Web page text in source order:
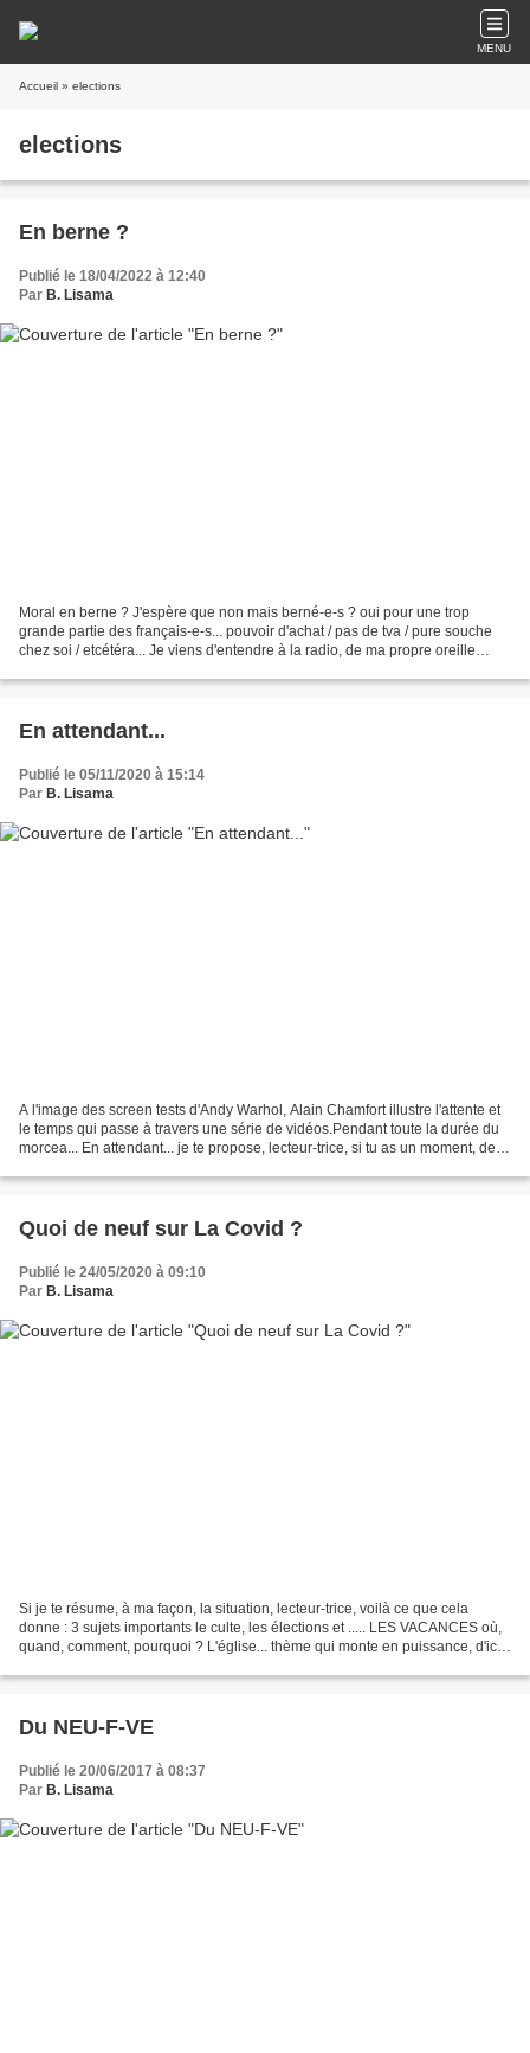
MENU
Accueil » elections
elections
En berne ?
Publié le 18/04/2022 à 12:40
Par B. Lisama
Moral en berne ? J'espère que non mais berné-e-s ? oui pour une trop
grande partie des français-e-s... pouvoir d'achat / pas de tva / pure souche
chez soi / etcétéra... Je viens d'entendre à la radio, de ma propre oreille
En attendant...
Publié le 05/11/2020 à 15:14
Par B. Lisama
A l'image des screen tests d'Andy Warhol, Alain Chamfort illustre l'attente et
le temps qui passe à travers une série de vidéos.Pendant toute la durée du
morcea... En attendant... je te propose, lecteur-trice, si tu as un moment, de
Quoi de neuf sur La Covid ?
Publié le 24/05/2020 à 09:10
Par B. Lisama
Si je te résume, à ma façon, la situation, lecteur-trice, voilà ce que cela
donne : 3 sujets importants le culte, les élections et ..... LES VACANCES où,
quand, comment, pourquoi ? L'église... thème qui monte en puissance, d'ici
Du NEU-F-VE
Publié le 20/06/2017 à 08:37
Par B. Lisama